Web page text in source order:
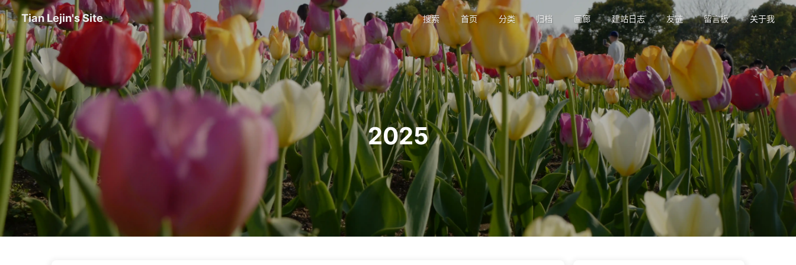
Tian Lejin's Site 搜索 首页 分类 归档 画廊 建站日志 友链 留言板 关于我
2025